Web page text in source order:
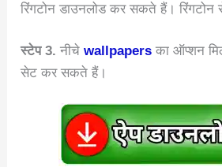
रिंगटोन डाउनलोड कर सकते हैं।
स्टेप 3. नीचे wallpapers का ऑप्शन
सेट कर सकते हैं।